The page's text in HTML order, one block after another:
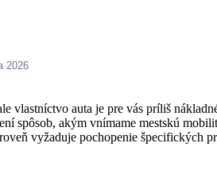
2026
vlastníctvo auta je pre vás príliš
spôsob, akým vnímame mestskú
vyžaduje pochopenie špecifických